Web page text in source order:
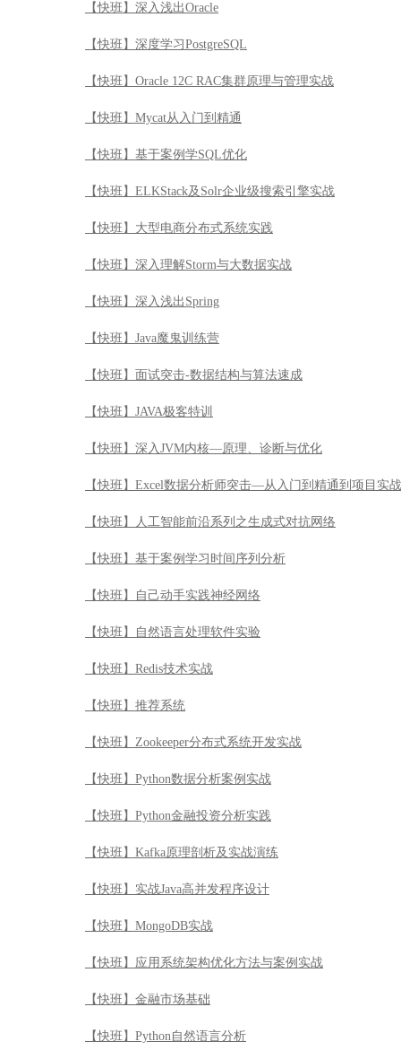
【快班】深入浅出Oracle
【快班】深度学习PostgreSQL
【快班】Oracle 12C RAC集群原理与管理实战
【快班】Mycat从入门到精通
【快班】基于案例学SQL优化
【快班】ELKStack及Solr企业级搜索引擎实战
【快班】大型电商分布式系统实践
【快班】深入理解Storm与大数据实战
【快班】深入浅出Spring
【快班】Java魔鬼训练营
【快班】面试突击-数据结构与算法速成
【快班】JAVA极客特训
【快班】深入JVM内核—原理、诊断与优化
【快班】Excel数据分析师突击—从入门到精通到项目实战
【快班】人工智能前沿系列之生成式对抗网络
【快班】基于案例学习时间序列分析
【快班】自己动手实践神经网络
【快班】自然语言处理软件实验
【快班】Redis技术实战
【快班】推荐系统
【快班】Zookeeper分布式系统开发实战
【快班】Python数据分析案例实战
【快班】Python金融投资分析实践
【快班】Kafka原理剖析及实战演练
【快班】实战Java高并发程序设计
【快班】MongoDB实战
【快班】应用系统架构优化方法与案例实战
【快班】金融市场基础
【快班】Python自然语言分析